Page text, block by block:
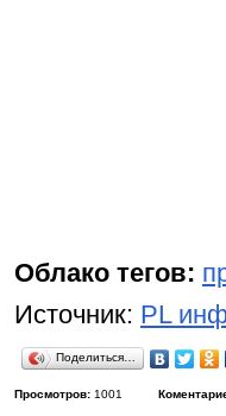
Облако тегов:
Источник: PL
Поделиться…
Просмотров: 1001